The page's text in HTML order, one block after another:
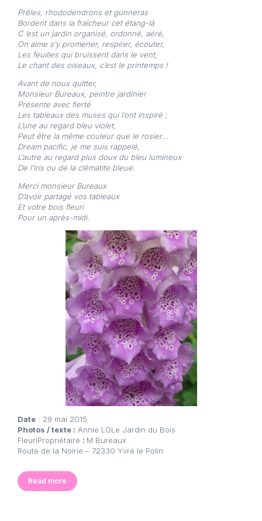
Prêles, rhododendrons et gunneras
Bordent dans la fraîcheur cet étang-là
C ‘est un jardin organisé, ordonné, aéré,
On aime s’y promener, respirer, écouter,
Les feuilles qui bruissent dans le vent,
Le chant des oiseaux, c’est le printemps !
Avant de nous quitter,
Monsieur Bureaux, peintre jardinier
Présente avec fierté
Les tableaux des muses qui l’ont inspiré ;
L’une au regard bleu violet,
Peut être la même couleur que le rosier…
Dream pacific, je me suis rappelé,
L’autre au regard plus doux du bleu lumineux
De l’iris ou de la clématite bleue.
Merci monsieur Bureaux
D’avoir partagé vos tableaux
Et votre bois fleuri
Pour un après-midi.
Date : 29 mai 2015
Photos / texte : Annie LGLe Jardin du Bois
FleuriPropriétaire : M Bureaux
Route de la Noirie – 72330 Yvré le Polin
Read more